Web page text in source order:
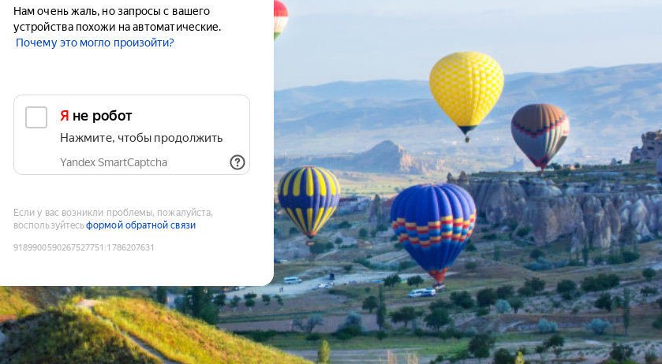
Нам очень жаль, но запросы с вашего
устройства похожи на автоматические.
Почему это могло произойти?
Я не робот
Нажмите, чтобы продолжить
Yandex SmartCaptcha
Если у вас возникли проблемы, пожалуйста,
воспользуйтесьформой обратной связи
9189900590267527751 :1786207631